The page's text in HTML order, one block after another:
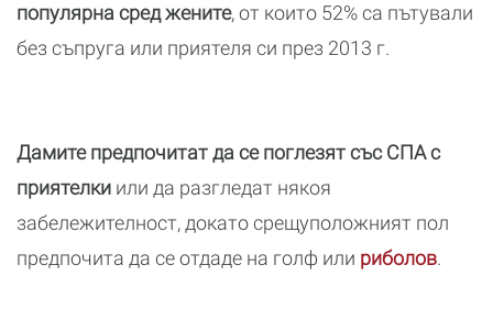
популярна сред жените, от които 52% са пътували
без съпруга или приятеля си през 2013 г.
Дамите предпочитат да се поглезят със СПА с
приятелки или да разгледат някоя
забележителност, докато срещуположният пол
предпочита да се отдаде на голф или риболов.